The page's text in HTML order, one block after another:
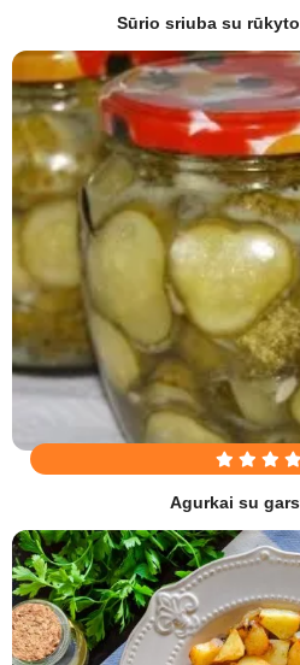
Sūrio sriuba su
Agurkai su